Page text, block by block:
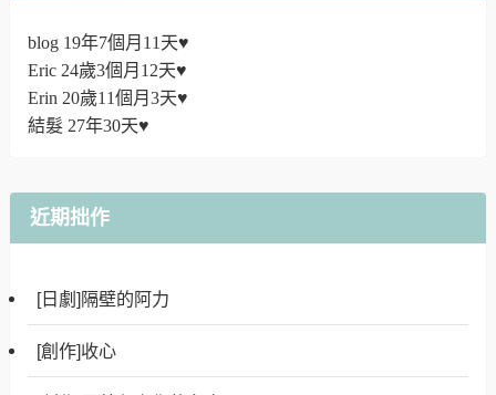
blog 19年7個月11天♥
Eric 24歲3個月12天♥
Erin 20歲11個月3天♥
結髮 27年30天♥
近期拙作
[日劇]隔壁的阿力
[創作]收心